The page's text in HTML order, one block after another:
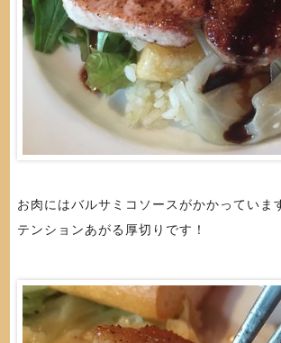
お肉にはバルサミコソースがかかっていま
テンションあがる厚切りです！